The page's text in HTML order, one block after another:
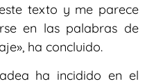
texto y me parece
en las palabras de
ha concluido.
ha incidido en el